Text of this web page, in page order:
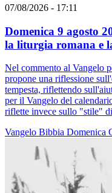
07/08/2026 - 17:11
Domenica 9 agosto
la liturgia romana e
Nel commento al Vangelo
propone una riflessione
tempesta, riflettendo
per il Vangelo del
riflette invece sullo "stile"
Vangelo Bibbia Domenica